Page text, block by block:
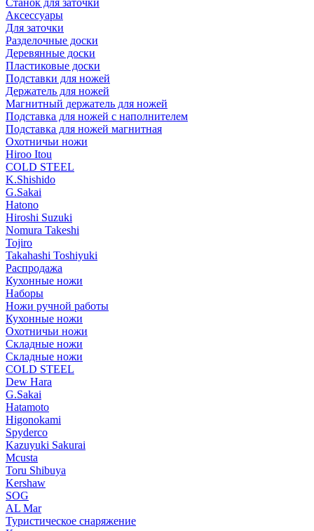
Станок для заточки
Аксессуары
Для заточки
Разделочные доски
Деревянные доски
Пластиковые доски
Подставки для ножей
Держатель для ножей
Магнитный держатель для ножей
Подставка для ножей с наполнителем
Подставка для ножей магнитная
Охотничьи ножи
Hiroo Itou
COLD STEEL
K.Shishido
G.Sakai
Hatono
Hiroshi Suzuki
Nomura Takeshi
Tojiro
Takahashi Toshiyuki
Распродажа
Кухонные ножи
Наборы
Ножи ручной работы
Кухонные ножи
Охотничьи ножи
Складные ножи
Складные ножи
COLD STEEL
Dew Hara
G.Sakai
Hatamoto
Higonokami
Spyderco
Kazuyuki Sakurai
Mcusta
Toru Shibuya
Kershaw
SOG
AL Mar
Туристическое снаряжение